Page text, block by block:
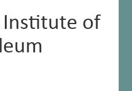
Institute of